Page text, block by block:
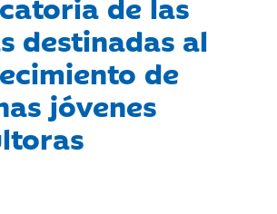
destinadas al
de
jóvenes